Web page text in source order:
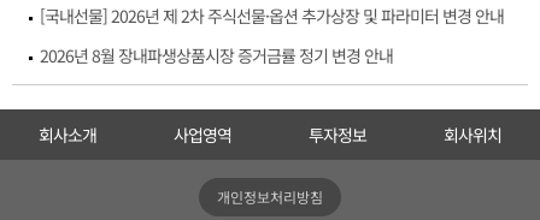
[국내선물] 2026년 제 2차 주식선물·옵션 추가상장 및 파라미터 변경 안내
2026년 8월 장내파생상품시장 증거금률 정기 변경 안내
회사소개 사업영역 투자정보 회사위치
개인정보처리방침